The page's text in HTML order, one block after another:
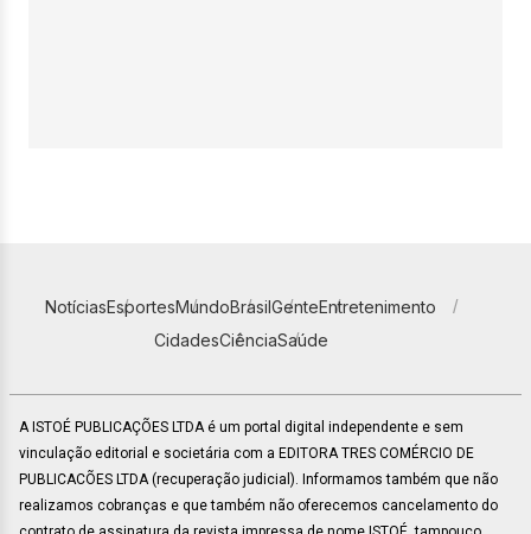
NotíciasEsportesMundoBrasilGenteEntretenimento
CidadesCiênciaSaúde
A ISTOÉ PUBLICAÇÕES LTDA é um portal digital independente e sem
vinculação editorial e societária com a EDITORA TRES COMÉRCIO DE
PUBLICACÕES LTDA (recuperação judicial). Informamos também que não
realizamos cobranças e que também não oferecemos cancelamento do